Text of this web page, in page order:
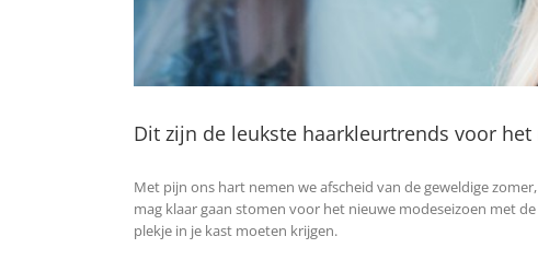
Dit zijn de leukste haarkleurtrends voor het
Met pijn ons hart nemen we afscheid van de geweldige
mag klaar gaan stomen voor het nieuwe modeseizoen met
plekje in je kast moeten krijgen.